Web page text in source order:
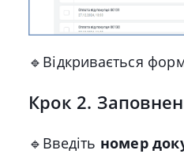
🔹Відкривається
Крок 2.
🔹Введіть номер